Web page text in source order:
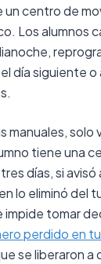
un centro de
Los alumnos
día siguiente
manuales,
tiene una
días, si
lo eliminó del
tomar
perdido en
se liberaron a